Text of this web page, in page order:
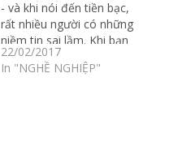
- và khi nói đến tiền bạc,
rất nhiều người có những
niềm tin sai lầm. Khi bạn
còn trẻ, tương lai dường
như ở rất xa, và bạn nghĩ
22/02/2017
In "NGHỀ NGHIỆP"